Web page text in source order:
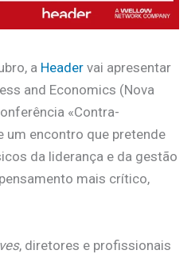
a Header vai apresentar
and Economics (Nova
«Contra-
um encontro que pretende
da liderança e da gestão
mais crítico,
, diretores e profissionais